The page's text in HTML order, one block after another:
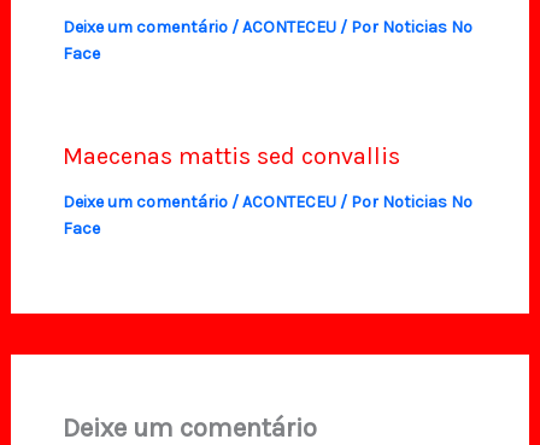
Deixe um comentário /ACONTECEU/ Por Noticias No
Face
Maecenas mattis sed convallis
Deixe um comentário /ACONTECEU/ Por Noticias No
Face
Deixe um comentário